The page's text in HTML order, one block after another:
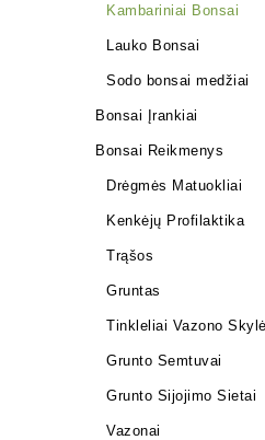
Kambariniai Bonsai
Lauko Bonsai
Sodo bonsai medžiai
Bonsai Įrankiai
Bonsai Reikmenys
Drėgmės Matuokliai
Kenkėjų Profilaktika
Trąšos
Gruntas
Tinkleliai Vazono
Grunto Semtuvai
Grunto Sijojimo Sietai
Vazonai